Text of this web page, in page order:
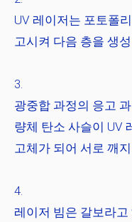
UV 레이저는 포토폴
고시켜 다음 층을 생
광중합 과정의 응고
량체 탄소 사슬이 UV
고체가 되어 서로 깨
레이저 빔은 갈보라